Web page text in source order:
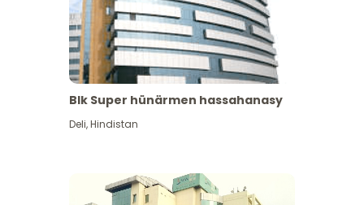
Blk Super hünärmen hassahanasy
Deli,Hindistan